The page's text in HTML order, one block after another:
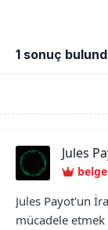
1 sonuç
Jules
Jules Payot'un
mücadele etmek